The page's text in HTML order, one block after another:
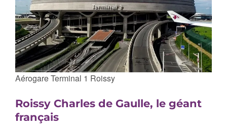
Aérogare Terminal 1 Roissy
Roissy Charles de Gaulle, le géant
français